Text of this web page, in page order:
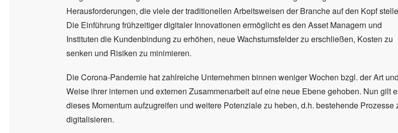
Herausforderungen, die viele der traditionellen Arbeitsweisen der Branche auf den Kopf
Die Einführung frühzeitiger digitaler Innovationen ermöglicht es den Asset Managern und
Instituten die Kundenbindung zu erhöhen, neue Wachstumsfelder zu erschließen, Kosten zu
senken und Risiken zu minimieren.
Die Corona-Pandemie hat zahlreiche Unternehmen binnen weniger Wochen bzgl. der Art und
Weise ihrer internen und externen Zusammenarbeit auf eine neue Ebene gehoben. Nun gilt
dieses Momentum aufzugreifen und weitere Potenziale zu heben, d.h. bestehende Prozesse
digitalisieren.